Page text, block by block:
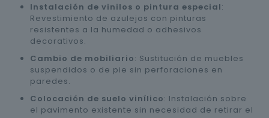
Instalación de vinilos o pintura especial:
Revestimiento de azulejos con pinturas
resistentes a la humedad o adhesivos
decorativos.
Cambio de mobiliario: Sustitución de muebles
suspendidos o de pie sin perforaciones en
paredes.
Colocación de suelo vinílico: Instalación sobre
el pavimento existente sin necesidad de retirar el